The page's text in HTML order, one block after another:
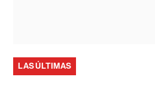
LAS ÚLTIMAS